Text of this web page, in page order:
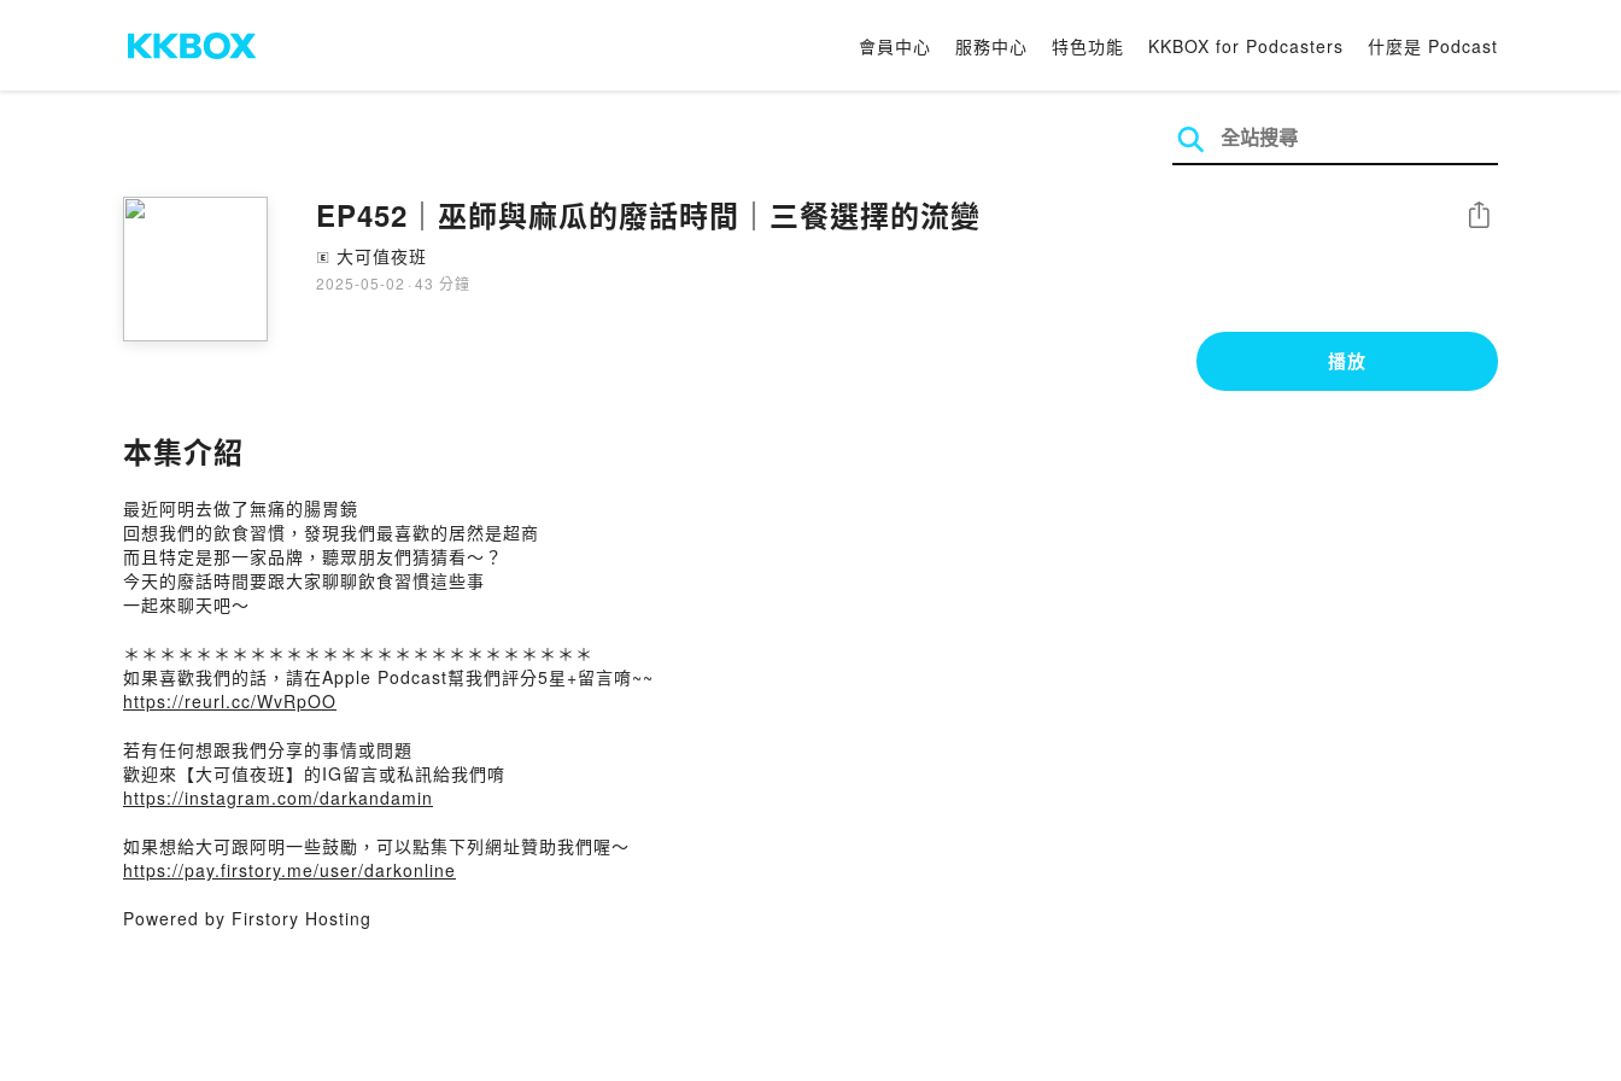
會員中心 服務中心 特色功能 KKBOX for Podcasters 什麼是 Podcast
EP452｜巫師與麻瓜的廢話時間｜三餐選擇的流變
🄴 大可值夜班
2025-05-02 · 43 分鐘
分享
播放
本集介紹
最近阿明去做了無痛的腸胃鏡
回想我們的飲食習慣，發現我們最喜歡的居然是超商
而且特定是那一家品牌，聽眾朋友們猜猜看～？
今天的廢話時間要跟大家聊聊飲食習慣這些事
一起來聊天吧～
＊＊＊＊＊＊＊＊＊＊＊＊＊＊＊＊＊＊＊＊＊＊＊＊＊＊
如果喜歡我們的話，請在Apple Podcast幫我們評分5星+留言唷~~
https://reurl.cc/WvRpOO
若有任何想跟我們分享的事情或問題
歡迎來【大可值夜班】的IG留言或私訊給我們唷
https://instagram.com/darkandamin
如果想給大可跟阿明一些鼓勵，可以點集下列網址贊助我們喔～
https://pay.firstory.me/user/darkonline
Powered by Firstory Hosting